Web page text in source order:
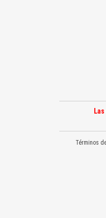
Términos